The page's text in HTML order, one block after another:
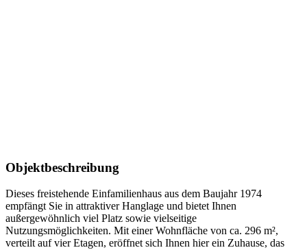
Objektbeschreibung
Dieses freistehende Einfamilienhaus aus dem Baujahr 1974
empfängt Sie in attraktiver Hanglage und bietet Ihnen
außergewöhnlich viel Platz sowie vielseitige
Nutzungsmöglichkeiten. Mit einer Wohnfläche von ca. 296 m²,
verteilt auf vier Etagen, eröffnet sich Ihnen hier ein Zuhause, das